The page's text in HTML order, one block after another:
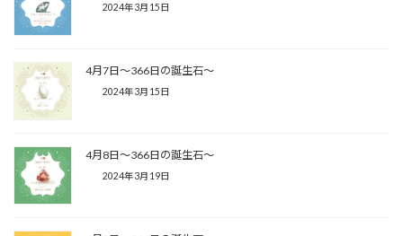
2024年3月15日
4月7日〜366日の誕生石〜
2024年3月15日
4月8日〜366日の誕生石〜
2024年3月19日